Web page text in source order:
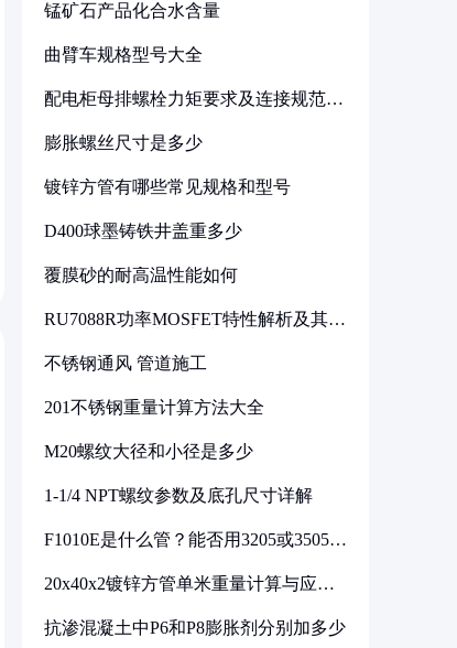
锰矿石产品化合水含量
曲臂车规格型号大全
配电柜母排螺栓力矩要求及连接规范详
膨胀螺丝尺寸是多少
镀锌方管有哪些常见规格和型号
D400球墨铸铁井盖重多少
覆膜砂的耐高温性能如何
RU7088R功率MOSFET特性解析及其在
不锈钢通风 管道施工
201不锈钢重量计算方法大全
M20螺纹大径和小径是多少
1-1/4 NPT螺纹参数及底孔尺寸详解
F1010E是什么管？能否用3205或3505代
20x40x2镀锌方管单米重量计算与应用
抗渗混凝土中P6和P8膨胀剂分别加多少